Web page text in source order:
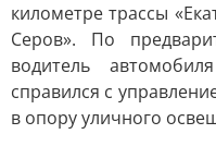
километре трассы
Серов». По
водитель
справился с
в опору уличного